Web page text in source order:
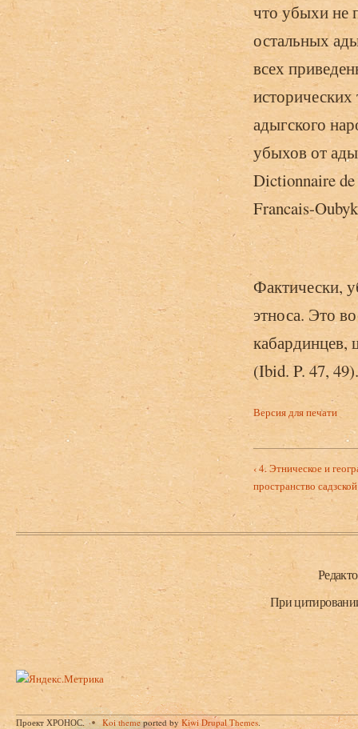
что убыхи не
остальных
всех
исторических
адыгского
убыхов от
Dictionnaire
Francais-
Фактически,
этноса. Это
кабардинцев,
(Ibid. P. 47, 49).
Версия для печати
‹ 4. Этническое и
пространство
Нижний колонтитул
При
Проект ХРОНОС. Koi themeported byKiwi Drupal Themes.